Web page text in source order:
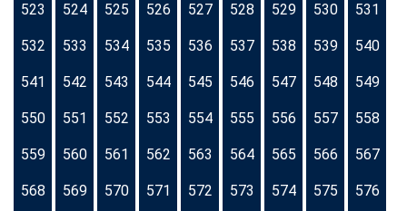
523 524 525 526 527 528 529 530 531
532 533 534 535 536 537 538 539 540
541 542 543 544 545 546 547 548 549
550 551 552 553 554 555 556 557 558
559 560 561 562 563 564 565 566 567
568 569 570 571 572 573 574 575 576